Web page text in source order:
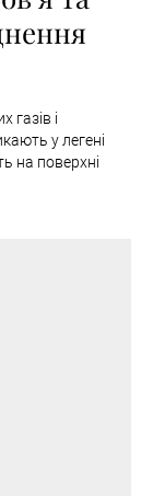
газів і
у легені
на поверхні